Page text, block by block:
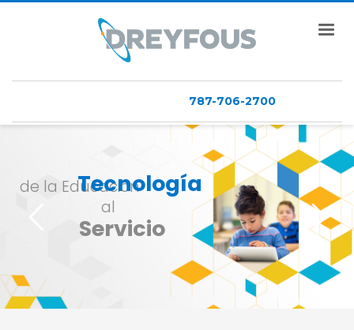
787-706-2700
de la Educación
Tecnología
al
Servicio